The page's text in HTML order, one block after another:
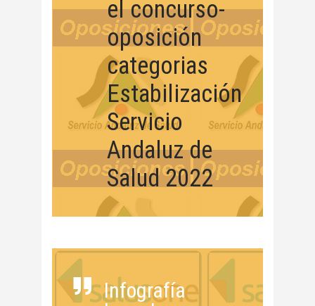
el concurso-
oposición
categorias
Estabilización
Servicio
Andaluz de
Salud 2022
Infografía